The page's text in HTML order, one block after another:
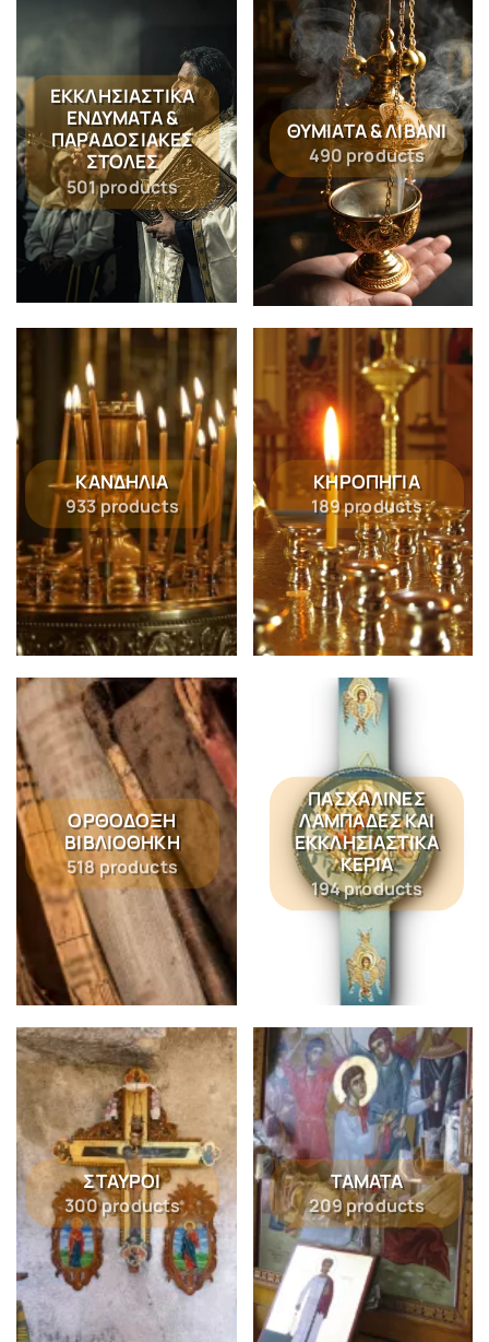
ΕΚΚΛΗΣΙΑΣΤΙΚΆ
ΕΝΔΎΜΑΤΑ &
ΠΑΡΑΔΟΣΙΑΚΈΣ
ΣΤΟΛΈΣ
501 products
ΘΥΜΙΑΤΆ & ΛΙΒΆΝΙ
490 products
ΚΑΝΔΉΛΙΑ
933 products
ΚΗΡΟΠΉΓΙΑ
189 products
ΟΡΘΌΔΟΞΗ
ΒΙΒΛΙΟΘΉΚΗ
518 products
ΠΑΣΧΑΛΙΝΈΣ
ΛΑΜΠΆΔΕΣ ΚΑΙ
ΕΚΚΛΗΣΙΑΣΤΙΚΆ
ΚΕΡΙΆ
194 products
ΣΤΑΥΡΟΊ
300 products
ΤΆΜΑΤΑ
209 products